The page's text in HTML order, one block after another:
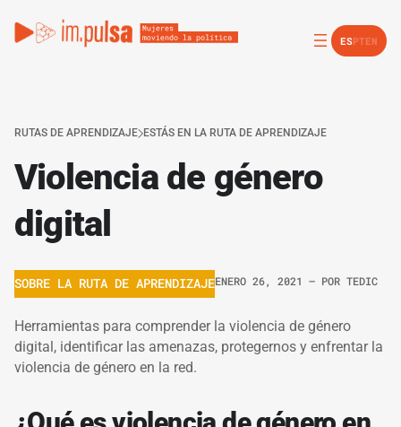
ESPTEN
RUTAS DE APRENDIZAJE ESTÁS EN LA RUTA DE APRENDIZAJE
Violencia de género
digital
SOBRE LA RUTA DE APRENDIZAJEENERO 26, 2021 – POR TEDIC
Herramientas para comprender la violencia de género
digital, identificar las amenazas, protegernos y enfrentar la
violencia de género en la red.